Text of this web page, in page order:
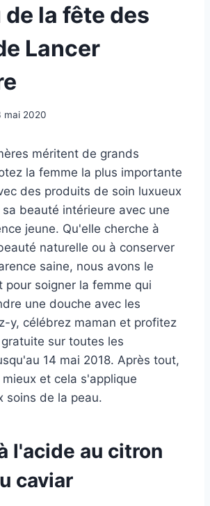
la fête des
Lancer
mai 2020
méritent de grands
la femme la plus importante
des produits de soin luxueux
beauté intérieure avec une
jeune. Qu'elle cherche à
naturelle ou à conserver
saine, nous avons le
pour soigner la femme qui
une douche avec les
y, célébrez maman et profitez
sur toutes les
14 mai 2018. Après tout,
et cela s'applique
soins de la peau.
l'acide au citron
caviar